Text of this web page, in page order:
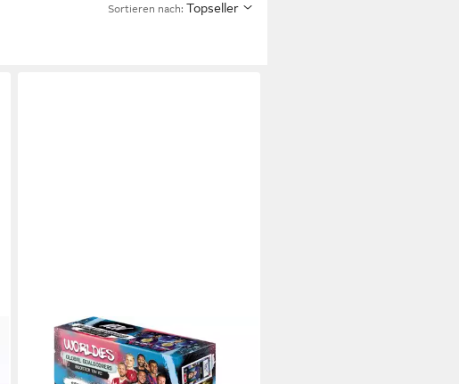
Sortieren nach: Topseller
TOPPS
Sammelkarte Match Attax
Champions League 2025/26 1 Mini